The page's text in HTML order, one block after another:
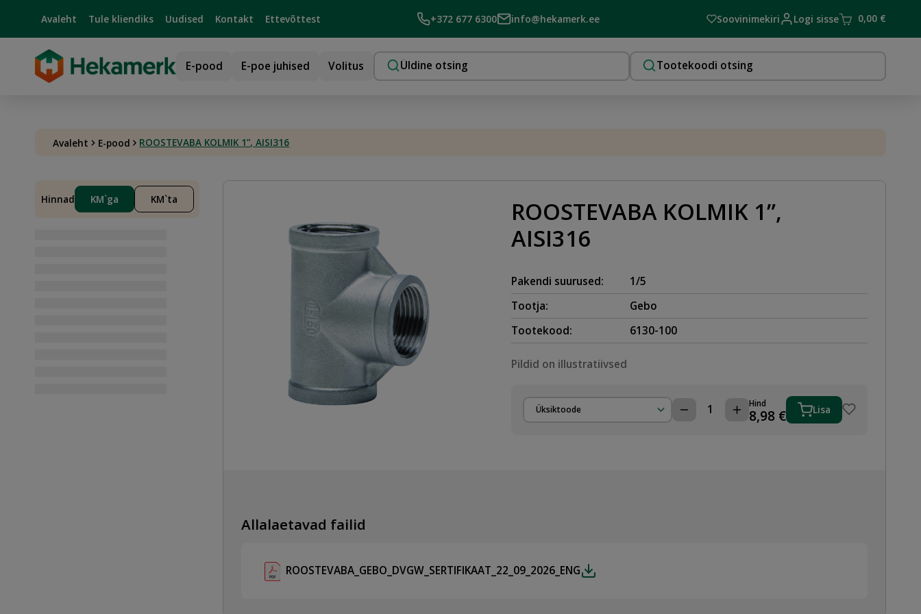
Avaleht Tule kliendiks Uudised Kontakt Ettevõttest +372 677 6300 info@hekamerk.ee Soovinimekiri Logi sisse 0,00 €
E-pood E-poe juhised Volitus
Avaleht E-pood ROOSTEVABA KOLMIK 1”, AISI316
Hinnad KM`ga KM`ta
ROOSTEVABA KOLMIK 1”,
AISI316
Pakendi suurused:
1/5
Tootja:
Gebo
Tootekood:
6130-100
Pildid on illustratiivsed
Üksiktoode ROOSTEVABA
Hind
8,98 € Lisa
Allalaetavad failid
ROOSTEVABA_GEBO_DVGW_SERTIFIKAAT_22_09_2026_ENG